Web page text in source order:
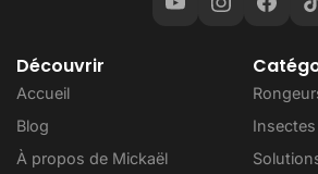
Découvrir
Accueil
Blog
À propos de Mickaël
Insectes